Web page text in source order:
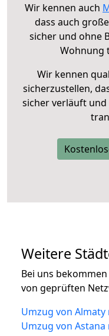
Wir kennen auch
dass auch
sicher und ohne
Wohnung
Wir kennen
sicherzustellen,
sicher verläuft
Weitere
Bei uns
von geprüften
Umzug von Almaty
Umzug von Astana